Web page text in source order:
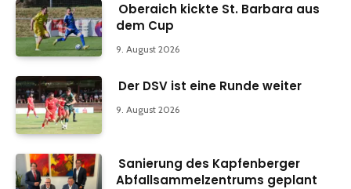
Oberaich kickte St. Barbara aus
dem Cup
9. August 2026
Der DSV ist eine Runde weiter
9. August 2026
Sanierung des Kapfenberger
Abfallsammelzentrums geplant